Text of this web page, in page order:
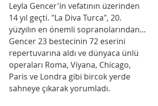
Leyla Gencer'in vefatının üzerinden
14 yıl geçti. "La Diva Turca", 20.
yüzyılın en önemli sopranolarından...
Gencer 23 bestecinin 72 eserini
repertuvarına aldı ve dünyaca ünlü
operaları Roma, Viyana, Chicago,
Paris ve Londra gibi bircok yerde
sahneye çıkarak yorumladı.